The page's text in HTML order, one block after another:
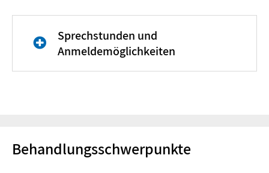
Sprechstunden und
Anmeldemöglichkeiten
Hodentumor, konservative
Behandlungsschwerpunkte